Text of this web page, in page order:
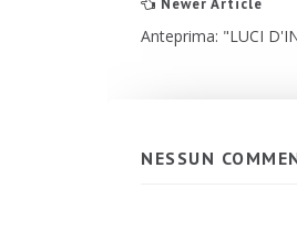
Anteprima: "LUCI
NESSUN